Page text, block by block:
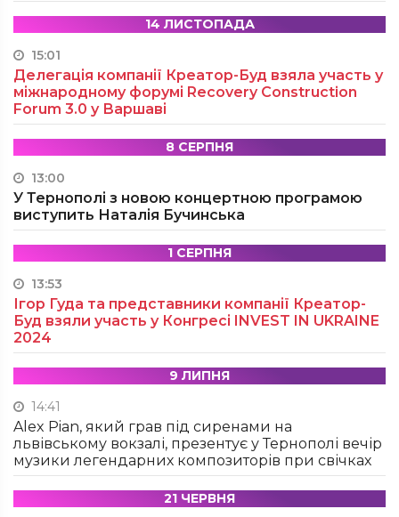
14 ЛИСТОПАДА
15:01
Делегація компанії Креатор-Буд взяла участь у
міжнародному форумі Recovery Construction
Forum 3.0 у Варшаві
8 СЕРПНЯ
13:00
У Тернополі з новою концертною програмою
виступить Наталія Бучинська
1 СЕРПНЯ
13:53
Ігор Гуда та представники компанії Креатор-
Буд взяли участь у Конгресі INVEST IN UKRAINE
2024
9 ЛИПНЯ
14:41
Alex Pian, який грав під сиренами на
львівському вокзалі, презентує у Тернополі вечір
музики легендарних композиторів при свічках
21 ЧЕРВНЯ